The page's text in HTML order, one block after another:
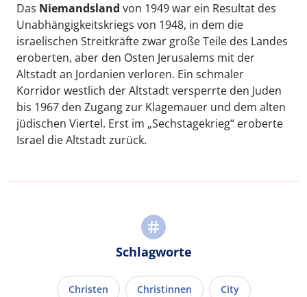
Das Niemandsland von 1949 war ein Resultat des
Unabhängigkeitskriegs von 1948, in dem die
israelischen Streitkräfte zwar große Teile des Landes
eroberten, aber den Osten Jerusalems mit der
Altstadt an Jordanien verloren. Ein schmaler
Korridor westlich der Altstadt versperrte den Juden
bis 1967 den Zugang zur Klagemauer und dem alten
jüdischen Viertel. Erst im „Sechstagekrieg“ eroberte
Israel die Altstadt zurück.
Schlagworte
Christen Christinnen City